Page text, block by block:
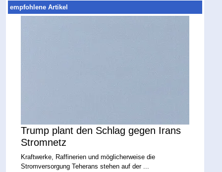
empfohlene Artikel
Trump plant den Schlag gegen Irans
Stromnetz
Kraftwerke, Raffinerien und möglicherweise die
Stromversorgung Teherans stehen auf der ...